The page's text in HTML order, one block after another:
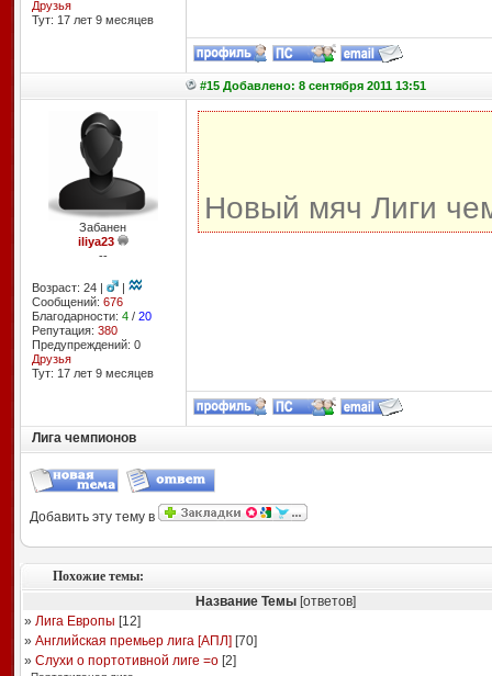
Друзья
Тут: 17 лет 9 месяцев
#15 Добавлено: 8 сентября 2011 13:51
Забанен
iliya23
--
Возраст: 24 |
|
Сообщений: 676
Благодарности: 4/ 20
Репутация: 380
Предупреждений: 0
Друзья
Тут: 17 лет 9 месяцев
Новый мяч Лиги
Лига чемпионов
Добавить эту тему в
Похожие темы:
Название Темы[ответов]
» Лига Европы [12]
» Английская премьер лига [АПЛ] [70]
» Слухи о портотивной лиге =о[2]